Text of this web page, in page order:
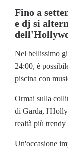
Fino a
e dj si
Nel bellissimo
24:00, è
piscina con
Ormai sulla
di Garda,
realtà più
Un'occasione